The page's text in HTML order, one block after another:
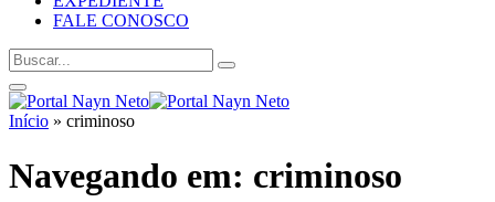
FALE CONOSCO
Início » criminoso
Navegando em: criminoso